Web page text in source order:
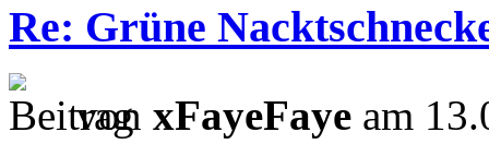
Re: Grüne
von xFayeFaye am